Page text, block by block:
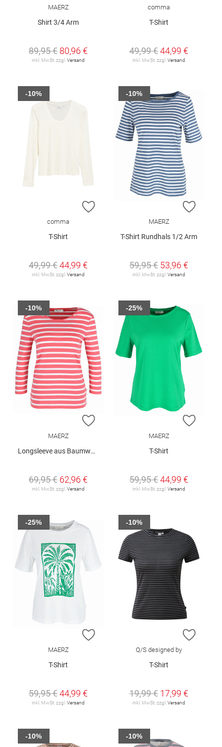
MAERZ
Shirt 3/4 Arm
89,95 € 80,96 €
inkl. MwSt. zzgl. Versand
comma
T-Shirt
49,99 €44,99 €
inkl. MwSt. zzgl. Versand
ZUR WUNSCHLISTE HINZUFÜGEN
comma
T-Shirt
49,99 €44,99 €
inkl. MwSt. zzgl. Versand
-10%
ZUR
MAERZ
T-Shirt Rundhals 1/2 Arm
59,95 € 53,96 €
inkl. MwSt. zzgl. Versand
-10%
ZUR WUNSCHLISTE HINZUFÜGEN
MAERZ
Longsleeve aus Baumwolle
69,95 € 62,96 €
inkl. MwSt. zzgl. Versand
-10%
ZUR
MAERZ
T-Shirt
59,95 €44,99 €
inkl. MwSt. zzgl. Versand
-25%
ZUR WUNSCHLISTE HINZUFÜGEN
MAERZ
T-Shirt
59,95 €44,99 €
inkl. MwSt. zzgl.Versand
-25%
ZUR
Q/S designed by
T-Shirt
19,99 € 17,99 €
inkl. MwSt. zzgl.Versand
-10%
-10% -10%